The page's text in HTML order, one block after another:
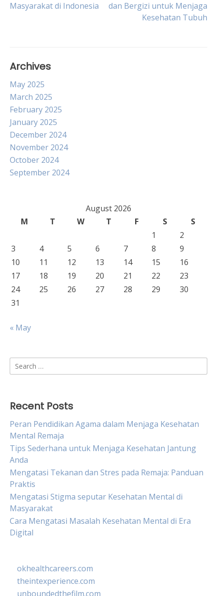
navigation
Masyarakat di Indonesia
dan Bergizi untuk Menjaga
Kesehatan Tubuh
Archives
May 2025
March 2025
February 2025
January 2025
December 2024
November 2024
October 2024
September 2024
August 2026
M
T W T F S
S
1
2
3
4 5 6 7 8
9
10
11 12 13 14 15
16
17
18 19 20 21 22
23
24
25 26 27 28 29
30
31
« May
Search
for:
Recent Posts
Peran Pendidikan Agama dalam Menjaga Kesehatan
Mental Remaja
Tips Sederhana untuk Menjaga Kesehatan Jantung
Anda
Mengatasi Tekanan dan Stres pada Remaja: Panduan
Praktis
Mengatasi Stigma seputar Kesehatan Mental di
Masyarakat
Cara Mengatasi Masalah Kesehatan Mental di Era
Digital
okhealthcareers.com
theintexperience.com
unboundedthefilm.com